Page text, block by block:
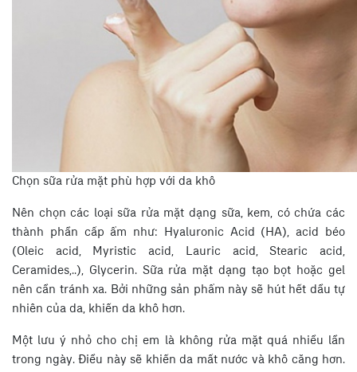
Chọn sữa rửa mặt phù hợp với da khô
Nên chọn các loại sữa rửa mặt dạng sữa, kem, có chứa các
thành phần cấp ẩm như: Hyaluronic Acid (HA), acid béo
(Oleic acid, Myristic acid, Lauric acid, Stearic acid,
Ceramides,..), Glycerin. Sữa rửa mặt dạng tạo bọt hoặc gel
nên cần tránh xa. Bởi những sản phẩm này sẽ hút hết dầu tự
nhiên của da, khiến da khô hơn.
Một lưu ý nhỏ cho chị em là không rửa mặt quá nhiều lần
trong ngày. Điều này sẽ khiến da mất nước và khô căng hơn.